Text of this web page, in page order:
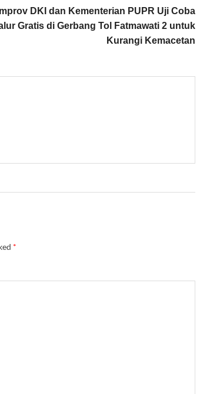
DKI dan Kementerian PUPR Uji Coba
Gratis di Gerbang Tol Fatmawati 2 untuk
Kurangi Kemacetan
*